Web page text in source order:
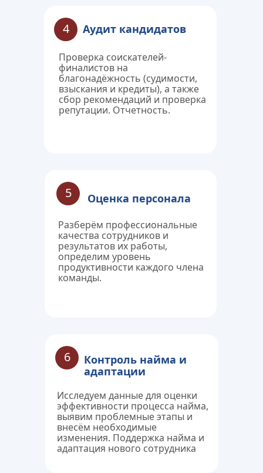
4 Аудит кандидатов
Проверка соискателей-
финалистов на
благонадёжность (судимости,
взыскания и кредиты), а также
сбор рекомендаций и проверка
репутации. Отчетность.
5 Оценка персонала
Разберём профессиональные
качества сотрудников и
результатов их работы,
определим уровень
продуктивности каждого члена
команды.
6
Контроль найма и
адаптации
Исследуем данные для оценки
эффективности процесса найма,
выявим проблемные этапы и
внесём необходимые
изменения. Поддержка найма и
адаптация нового сотрудника